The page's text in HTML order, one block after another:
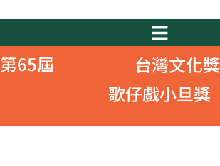
第65屆
台灣文化
歌仔戲小旦獎